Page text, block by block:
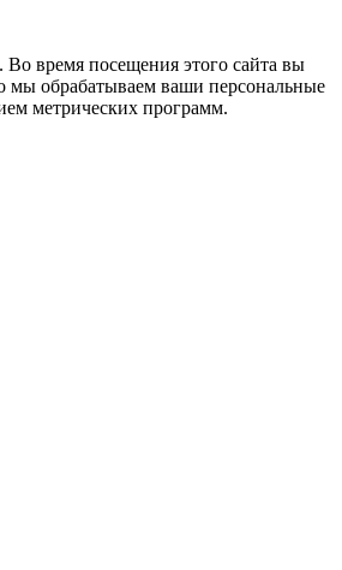
время посещения этого сайта вы
мы обрабатываем ваши персональные
метрических программ.